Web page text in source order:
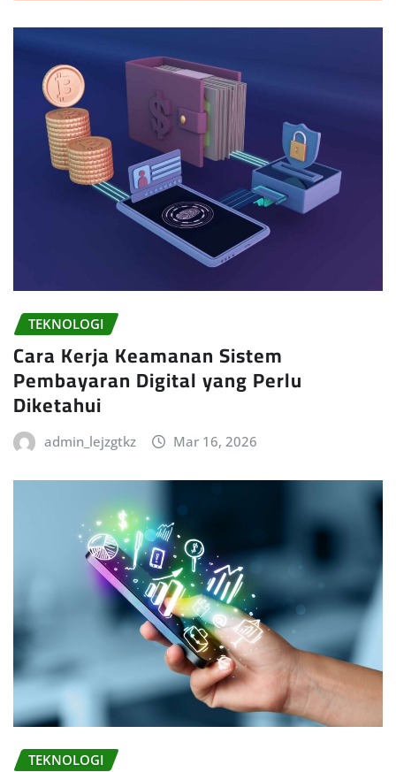
TEKNOLOGI
Cara Kerja Keamanan Sistem
Pembayaran Digital yang Perlu
Diketahui
admin_lejzgtkz Mar 16, 2026
TEKNOLOGI